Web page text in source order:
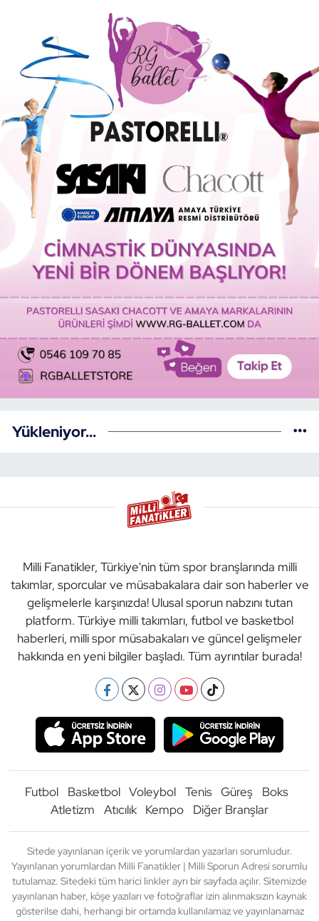
Yükleniyor...
Milli Fanatikler, Türkiye'nin tüm spor branşlarında milli
takımlar, sporcular ve müsabakalara dair son haberler ve
gelişmelerle karşınızda! Ulusal sporun nabzını tutan
platform. Türkiye milli takımları, futbol ve basketbol
haberleri, milli spor müsabakaları ve güncel gelişmeler
hakkında en yeni bilgiler başladı. Tüm ayrıntılar burada!
Futbol Basketbol Voleybol Tenis Güreş
Boks
Atletizm
Atıcılık Kempo Diğer Branşlar
Sitede yayınlanan içerik ve yorumlardan yazarları sorumludur.
Yayınlanan yorumlardan Milli Fanatikler | Milli Sporun Adresi sorumlu
tutulamaz. Sitedeki tüm harici linkler ayrı bir sayfada açılır. Sitemizde
yayınlanan haber, köşe yazıları ve fotoğraflar izin alınmaksızın kaynak
gösterilse dahi, herhangi bir ortamda kullanılamaz ve yayınlanamaz